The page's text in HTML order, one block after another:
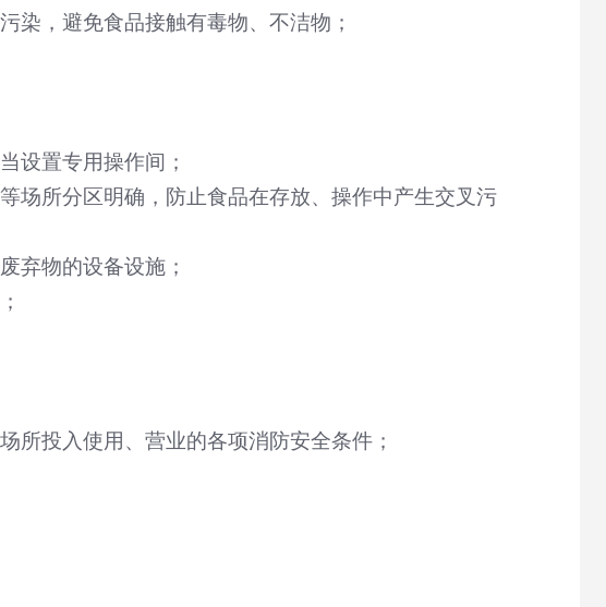
染，避免食品接触有毒物、不洁物；
设置专用操作间；
场所分区明确，防止食品在存放、操作中产生交叉污
弃物的设备设施；
所投入使用、营业的各项消防安全条件；